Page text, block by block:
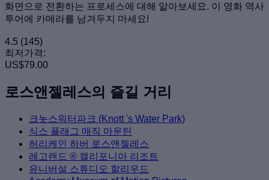
화면으로 전환하는 프로세스에 대해 알아보세요. 이 영화 역사
투어에 카메라를 남겨두지 마세요!
4.5 (145)
최저가격:
US$79.00
로스앤젤레스의 즐길 거리
크놋스워터파크 (Knott 's Water Park)
식스 플래그 매직 마운틴
허리케인 하버 로스앤젤레스
레고랜드 ® 캘리포니아 리조트
유니버설 스튜디오 할리우드